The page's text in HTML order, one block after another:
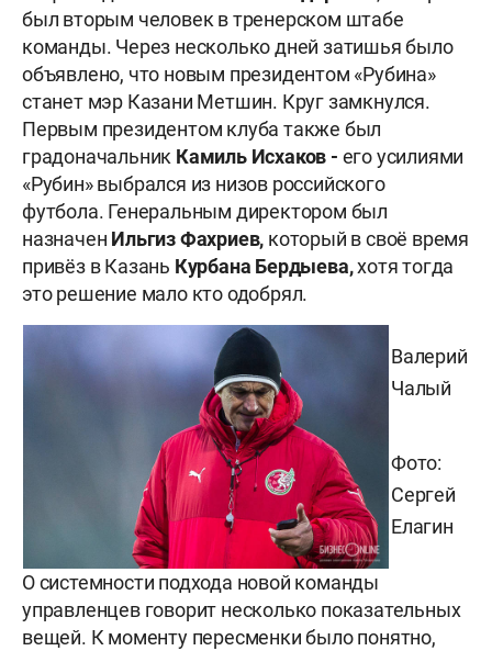
был вторым человек в тренерском штабе
команды. Через несколько дней затишья было
объявлено, что новым президентом «Рубина»
станет мэр Казани Метшин. Круг замкнулся.
Первым президентом клуба также был
градоначальник Камиль Исхаков - его усилиями
«Рубин» выбрался из низов российского
футбола. Генеральным директором был
назначен Ильгиз Фахриев, который в своё время
привёз в Казань Курбана Бердыева,хотя тогда
это решение мало кто одобрял.
Валерий
Чалый
Фото:
Сергей
Елагин
О системности подхода новой команды
управленцев говорит несколько показательных
вещей. К моменту пересменки было понятно,